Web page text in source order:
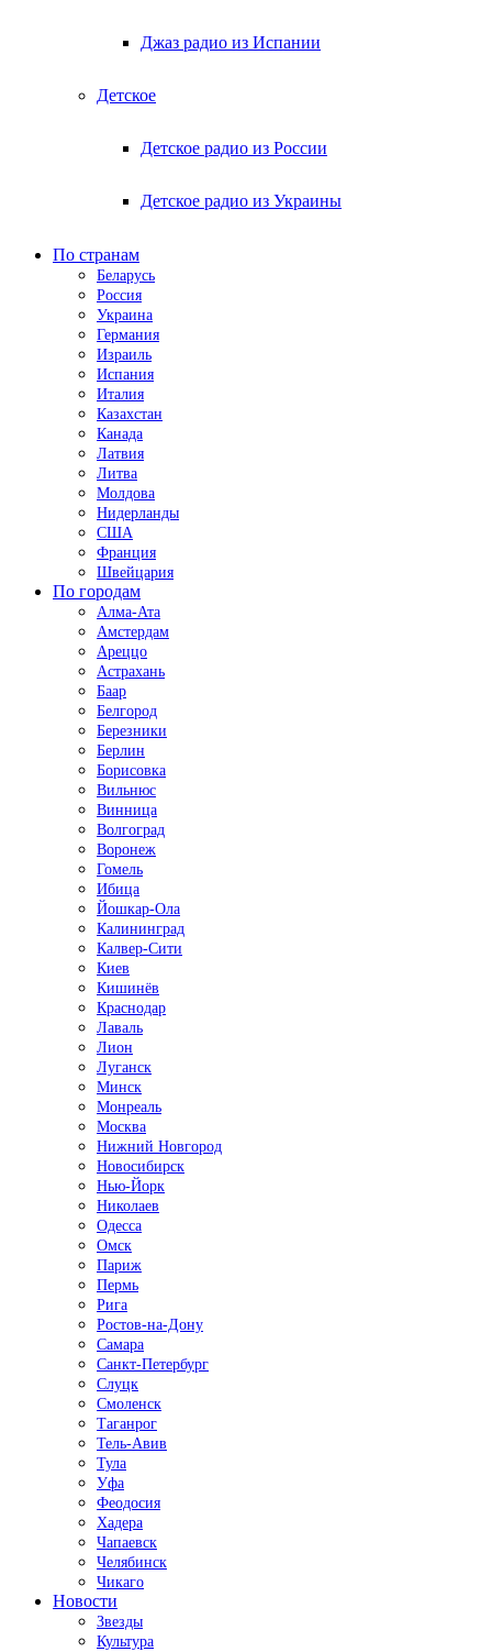
Джаз радио из Испании
Детское
Детское радио из России
Детское радио из Украины
По странам
Беларусь
Россия
Украина
Германия
Израиль
Испания
Италия
Казахстан
Канада
Латвия
Литва
Молдова
Нидерланды
США
Франция
Швейцария
По городам
Алма-Ата
Амстердам
Ареццо
Астрахань
Баар
Белгород
Березники
Берлин
Борисовка
Вильнюс
Винница
Волгоград
Воронеж
Гомель
Ибица
Йошкар-Ола
Калининград
Калвер-Сити
Киев
Кишинёв
Краснодар
Лаваль
Лион
Луганск
Минск
Монреаль
Москва
Нижний Новгород
Новосибирск
Нью-Йорк
Николаев
Одесса
Омск
Париж
Пермь
Рига
Ростов-на-Дону
Самара
Санкт-Петербург
Слуцк
Смоленск
Таганрог
Тель-Авив
Тула
Уфа
Феодосия
Хадера
Чапаевск
Челябинск
Чикаго
Новости
Звезды
Культура